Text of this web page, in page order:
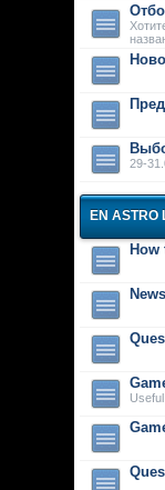
29-
EN ASTRO
How
News